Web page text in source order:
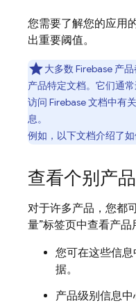
您需要了解您的应用
出重要阈值。
大多数 Firebase 产
产品特定文档。它们通
访问 Firebase 文档中有
息。
例如，以下文档介绍了
查看个别产
对于许多产品，您都
量”标签页中查看产品
您可在这些信
据。
产品级别信息